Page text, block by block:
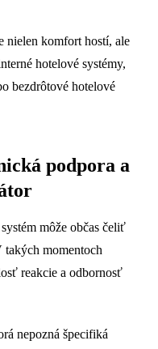
nielen komfort hostí, ale
hotelové systémy,
bezdrôtové hotelové
podpora a
môže občas čeliť
momentoch
reakcie a odbornosť
nepozná špecifiká